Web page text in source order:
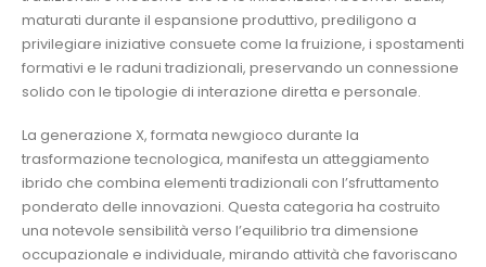
maturati durante il espansione produttivo, prediligono a
privilegiare iniziative consuete come la fruizione, i spostamenti
formativi e le raduni tradizionali, preservando un connessione
solido con le tipologie di interazione diretta e personale.
La generazione X, formata newgioco durante la
trasformazione tecnologica, manifesta un atteggiamento
ibrido che combina elementi tradizionali con l’sfruttamento
ponderato delle innovazioni. Questa categoria ha costruito
una notevole sensibilità verso l’equilibrio tra dimensione
occupazionale e individuale, mirando attività che favoriscano